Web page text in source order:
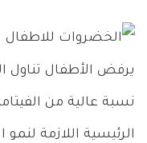
يرفض الأطفال تناول
نسبة عالية من
الرئيسية اللازمة